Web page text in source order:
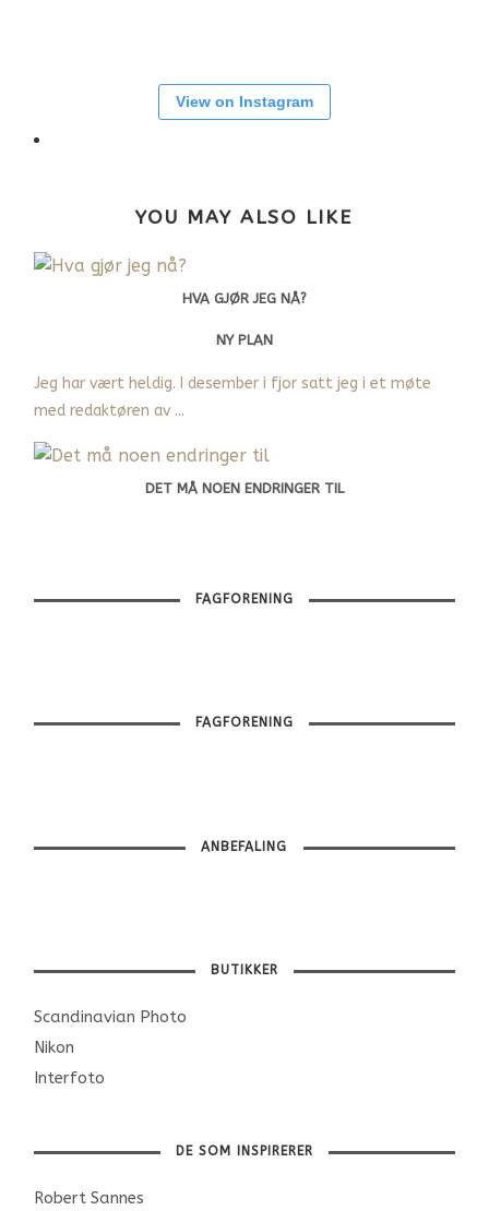
View on Instagram
YOU MAY ALSO LIKE
HVA GJØR JEG NÅ?
NY PLAN
Jeg har vært heldig. I desember i fjor satt jeg i et møte
med redaktøren av ...
DET MÅ NOEN ENDRINGER TIL
FAGFORENING
FAGFORENING
ANBEFALING
BUTIKKER
Scandinavian Photo
Nikon
Interfoto
DE SOM INSPIRERER
Robert Sannes